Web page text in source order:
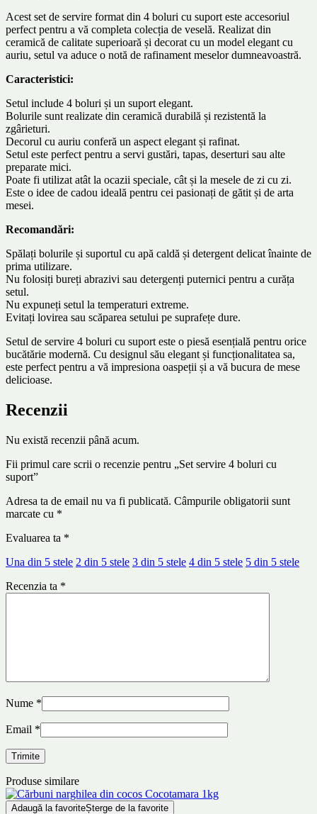
Acest set de servire format din 4 boluri cu suport este accesoriul
perfect pentru a vă completa colecția de veselă. Realizat din
ceramică de calitate superioară și decorat cu un model elegant cu
auriu, setul va aduce o notă de rafinament meselor dumneavoastră.
Caracteristici:
Setul include 4 boluri și un suport elegant.
Bolurile sunt realizate din ceramică durabilă și rezistentă la
zgârieturi.
Decorul cu auriu conferă un aspect elegant și rafinat.
Setul este perfect pentru a servi gustări, tapas, deserturi sau alte
preparate mici.
Poate fi utilizat atât la ocazii speciale, cât și la mesele de zi cu zi.
Este o idee de cadou ideală pentru cei pasionați de gătit și de arta
mesei.
Recomandări:
Spălați bolurile și suportul cu apă caldă și detergent delicat înainte de
prima utilizare.
Nu folosiți bureți abrazivi sau detergenți puternici pentru a curăța
setul.
Nu expuneți setul la temperaturi extreme.
Evitați lovirea sau scăparea setului pe suprafețe dure.
Setul de servire 4 boluri cu suport este o piesă esențială pentru orice
bucătărie modernă. Cu designul său elegant și funcționalitatea sa,
este perfect pentru a vă impresiona oaspeții și a vă bucura de mese
delicioase.
Recenzii
Nu există recenzii până acum.
Fii primul care scrii o recenzie pentru „Set servire 4 boluri cu
suport”
Adresa ta de email nu va fi publicată. Câmpurile obligatorii sunt
marcate cu *
Evaluarea ta *
Una din 5 stele 2 din 5 stele 3 din 5 stele 4 din 5 stele 5 din 5 stele
Recenzia ta *
Nume *
Email *
Produse similare
Adaugă la favoriteȘterge de la favorite